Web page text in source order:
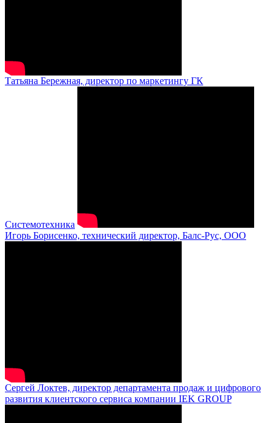
Татьяна Бережная, директор по маркетингу ГК
Системотехника
Игорь Борисенко, технический директор, Балс-Рус, ООО
Сергей Локтев, директор департамента продаж и цифрового
развития клиентского сервиса компании IEK GROUP